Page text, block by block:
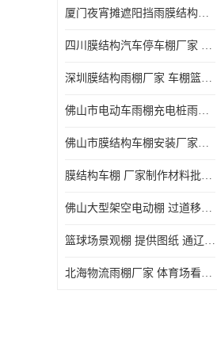
厦门夜宵摊遮阳挡雨膜结构雨棚设计 上门测量 款式多
四川膜结构汽车停车棚厂家 款式多 提供报价
深圳膜结构雨棚厂家 车棚篮球场体育看台 规格多样
佛山市电动车雨棚充电桩雨棚小区电动车棚
佛山市膜结构车棚安装厂家发货安装
膜结构车棚 厂家制作材料批发安装一体式工厂
佛山大型架空电动棚 过道移动雨蓬 屋轨道悬空棚免费测量
篮球场景观棚 提供图纸 通辽膜结构厂家
北海物流雨棚厂家 体育场看台雨棚 价格优惠